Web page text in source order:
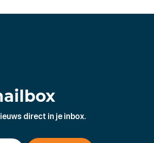
direct in je inbox.